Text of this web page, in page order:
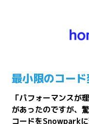
最小限のコー
「パフォーマンスが
があったのですが、
コードをSnowpark